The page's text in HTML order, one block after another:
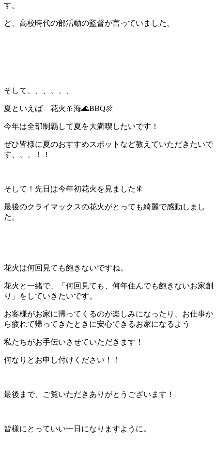
す。
と、高校時代の部活動の監督が言っていました。
そして、、、、、、
夏といえば 花火🎇海🌊BBQ🍖
今年は全部制覇して夏を大満喫したいです！
ぜひ皆様に夏のおすすめスポットなど教えていただきたいで
す、、、！！
そして！先日は今年初花火を見ました🎇
最後のクライマックスの花火がとっても綺麗で感動しまし
た。
花火は何回見ても飽きないですね。
花火と一緒で、「何回見ても、何年住んでも飽きないお家創
り」をしていきたいです。
お客様がお家に帰ってくるのが楽しみになったり、お仕事か
ら疲れて帰ってきたときに安心できるお家になるよう
私たちがお手伝いさせていただきます！
何なりとお申し付けください！！
最後まで、ご覧いただきありがとうございます！
皆様にとっていい一日になりますように。